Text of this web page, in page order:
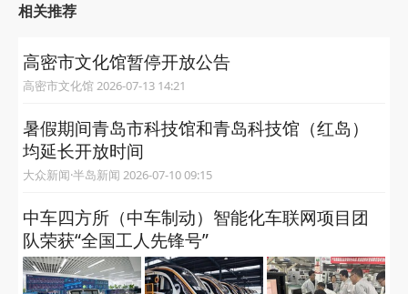
相关推荐
高密市文化馆暂停开放公告
高密市文化馆 2026-07-13 14:21
暑假期间青岛市科技馆和青岛科技馆（红岛）
均延长开放时间
大众新闻·半岛新闻 2026-07-10 09:15
中车四方所（中车制动）智能化车联网项目团
队荣获“全国工人先锋号”